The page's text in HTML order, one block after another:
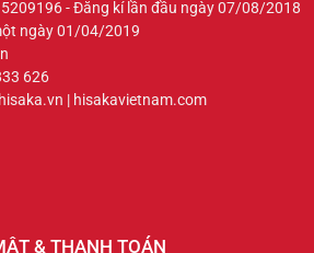
- Đăng kí lần đầu ngày 07/08/2018
ngày 01/04/2019
626
| hisakavietnam.com
& THANH TOÁN